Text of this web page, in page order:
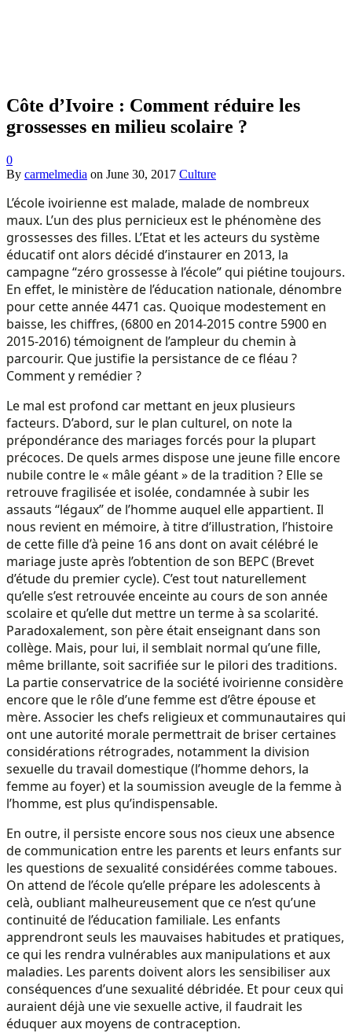
Côte d’Ivoire : Comment réduire les
grossesses en milieu scolaire ?
0
By carmelmedia on June 30, 2017 Culture
L’école ivoirienne est malade, malade de nombreux
maux. L’un des plus pernicieux est le phénomène des
grossesses des filles. L’Etat et les acteurs du système
éducatif ont alors décidé d’instaurer en 2013, la
campagne “zéro grossesse à l’école” qui piétine toujours.
En effet, le ministère de l’éducation nationale, dénombre
pour cette année 4471 cas. Quoique modestement en
baisse, les chiffres, (6800 en 2014-2015 contre 5900 en
2015-2016) témoignent de l’ampleur du chemin à
parcourir. Que justifie la persistance de ce fléau ?
Comment y remédier ?
Le mal est profond car mettant en jeux plusieurs
facteurs. D’abord, sur le plan culturel, on note la
prépondérance des mariages forcés pour la plupart
précoces. De quels armes dispose une jeune fille encore
nubile contre le « mâle géant » de la tradition ? Elle se
retrouve fragilisée et isolée, condamnée à subir les
assauts ‘‘légaux’’ de l’homme auquel elle appartient. Il
nous revient en mémoire, à titre d’illustration, l’histoire
de cette fille d’à peine 16 ans dont on avait célébré le
mariage juste après l’obtention de son BEPC (Brevet
d’étude du premier cycle). C’est tout naturellement
qu’elle s’est retrouvée enceinte au cours de son année
scolaire et qu’elle dut mettre un terme à sa scolarité.
Paradoxalement, son père était enseignant dans son
collège. Mais, pour lui, il semblait normal qu’une fille,
même brillante, soit sacrifiée sur le pilori des traditions.
La partie conservatrice de la société ivoirienne considère
encore que le rôle d’une femme est d’être épouse et
mère. Associer les chefs religieux et communautaires qui
ont une autorité morale permettrait de briser certaines
considérations rétrogrades, notamment la division
sexuelle du travail domestique (l’homme dehors, la
femme au foyer) et la soumission aveugle de la femme à
l’homme, est plus qu’indispensable.
En outre, il persiste encore sous nos cieux une absence
de communication entre les parents et leurs enfants sur
les questions de sexualité considérées comme taboues.
On attend de l’école qu’elle prépare les adolescents à
celà, oubliant malheureusement que ce n’est qu’une
continuité de l’éducation familiale. Les enfants
apprendront seuls les mauvaises habitudes et pratiques,
ce qui les rendra vulnérables aux manipulations et aux
maladies. Les parents doivent alors les sensibiliser aux
conséquences d’une sexualité débridée. Et pour ceux qui
auraient déjà une vie sexuelle active, il faudrait les
éduquer aux moyens de contraception.